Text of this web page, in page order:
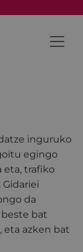
inguruko
egingo
eta, trafiko
da
beste bat
azken bat